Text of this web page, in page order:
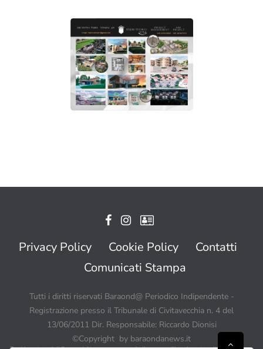
Privacy Policy Cookie Policy
Contatti
Comunicati Stampa
Tutti i diritti riservati Baraond@ Periodico Indipendente -
Registrazione presso il Tribunale di Civitavecchia n. 4 del
13/06/2011 Dir. Responsabile: Riccardo Dionisi
©Copyright by baraondanews.it